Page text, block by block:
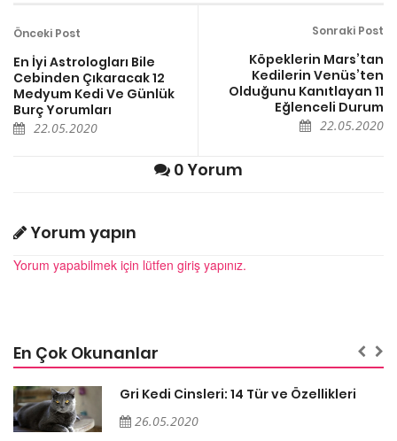
Önceki Post
En İyi Astrologları Bile
Cebinden Çıkaracak 12
Medyum Kedi Ve Günlük
Burç Yorumları
22.05.2020
Sonraki Post
Köpeklerin Mars’tan
Kedilerin Venüs’ten
Olduğunu Kanıtlayan 11
Eğlenceli Durum
22.05.2020
0 Yorum
Yorum yapın
Yorum yapabilmek için lütfen giriş yapınız.
En Çok Okunanlar
Gri Kedi Cinsleri: 14 Tür ve Özellikleri
26.05.2020